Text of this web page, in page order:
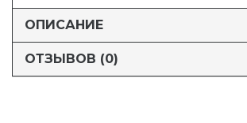
ОПИСАНИЕ
ОТЗЫВОВ (0)